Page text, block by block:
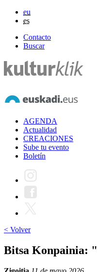
eu
es
Contacto
Buscar
AGENDA
Actualidad
CREACIONES
Sube tu evento
Boletín
< Volver
Bitsa Konpainia: